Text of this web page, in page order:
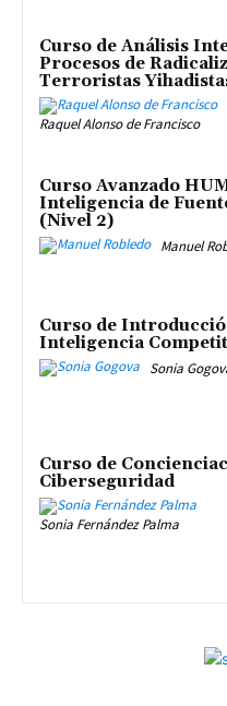
Curso de Análisis
Procesos de
Terroristas
Raquel Alonso de Francisco
Curso Avanzado
Inteligencia de
(Nivel 2)
Manuel
Curso de
Inteligencia
Sonia
Curso de
Ciberseguridad
Sonia Fernández Palma